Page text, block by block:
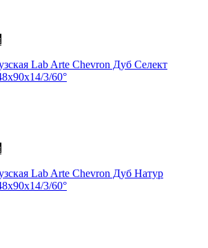
Lab Arte Chevron Дуб Селект
3/60°
Lab Arte Chevron Дуб Натур
3/60°